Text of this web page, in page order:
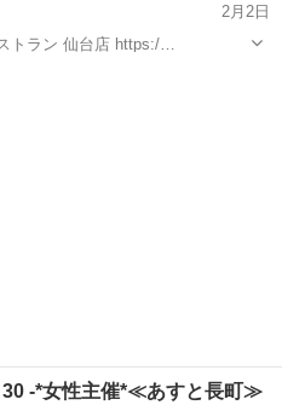
2月2日
トラン 仙台店 https:/…
30 -*女性主催*≪あすと長町≫